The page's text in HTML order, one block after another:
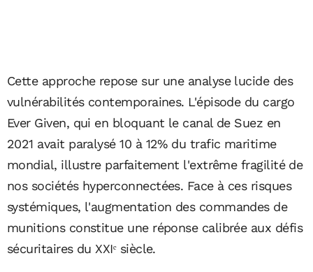
Cette approche repose sur une analyse lucide des
vulnérabilités contemporaines. L'épisode du cargo
Ever Given, qui en bloquant le canal de Suez en
2021 avait paralysé 10 à 12% du trafic maritime
mondial, illustre parfaitement l'extrême fragilité de
nos sociétés hyperconnectées. Face à ces risques
systémiques, l'augmentation des commandes de
munitions constitue une réponse calibrée aux défis
sécuritaires du XXIᵉ siècle.